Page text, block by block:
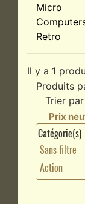
Micro
Retro
Il y a 1
Produits
Trier par
Prix
Catégorie(s)
Sans filtre
Action